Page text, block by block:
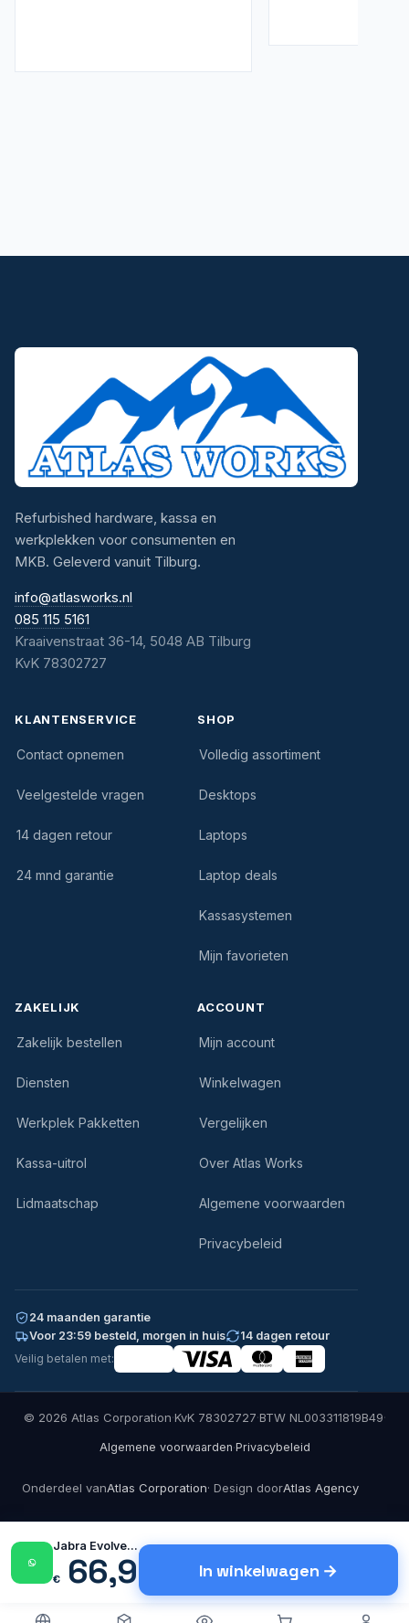
Jabra Evolve2 30 MS |…
€66,95 In winkelwagen
Refurbished hardware, kassa en
werkplekken voor consumenten en
MKB. Geleverd vanuit Tilburg.
info@atlasworks.nl
085 115 5161
Kraaivenstraat 36-14, 5048 AB Tilburg
KvK 78302727
KLANTENSERVICE
Contact opnemen
Veelgestelde vragen
14 dagen retour
24 mnd garantie
SHOP
Volledig assortiment
Desktops
Laptops
Laptop deals
Kassasystemen
Mijn favorieten
ZAKELIJK
Zakelijk bestellen
Diensten
Werkplek Pakketten
Kassa-uitrol
Lidmaatschap
ACCOUNT
Mijn account
Winkelwagen
Vergelijken
Over Atlas Works
Algemene voorwaarden
Privacybeleid
24 maanden garantie
Voor 23:59 besteld, morgen in huis
14 dagen retour
Veilig betalen met:
© 2026 Atlas Corporation·KvK 78302727·BTW NL003311819B49·
Algemene voorwaarden·Privacybeleid
Onderdeel vanAtlas Corporation· Design doorAtlas Agency